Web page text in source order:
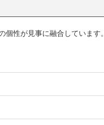
個性が見事に融合しています。